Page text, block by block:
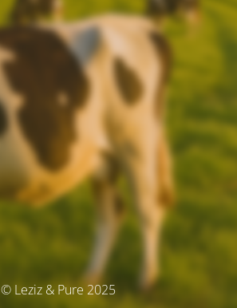
© Leziz & Pure 2025